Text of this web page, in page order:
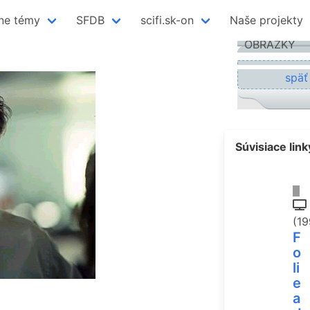
témy SFDB scifi.sk-on Naše projekty
OBRÁZKY
späť
Súvisiace
F
o
li
e
a